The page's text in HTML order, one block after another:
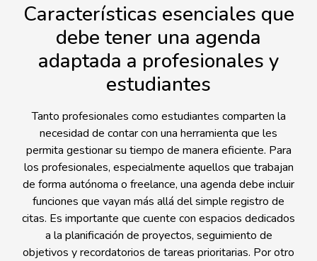
Características esenciales que
debe tener una agenda
adaptada a profesionales y
estudiantes
Tanto profesionales como estudiantes comparten la
necesidad de contar con una herramienta que les
permita gestionar su tiempo de manera eficiente. Para
los profesionales, especialmente aquellos que trabajan
de forma autónoma o freelance, una agenda debe incluir
funciones que vayan más allá del simple registro de
citas. Es importante que cuente con espacios dedicados
a la planificación de proyectos, seguimiento de
objetivos y recordatorios de tareas prioritarias. Por otro